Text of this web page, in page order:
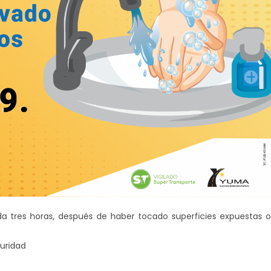
tres horas, después de haber tocado superficies expuestas o